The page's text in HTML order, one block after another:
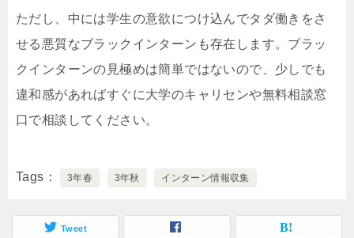
ただし、中には学生の意欲につけ込んでタダ働きをさ
せる悪質なブラックインターンも存在します。ブラッ
クインターンの見極めは簡単ではないので、少しでも
違和感があればすぐに大学のキャリセンや無料相談窓
口で相談してください。
Tags 3年春 3年秋 インターン情報収集
Tweet